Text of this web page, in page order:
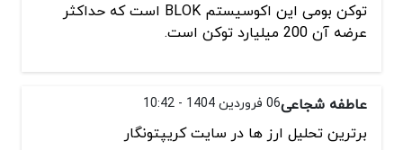
توکن بومی این اکوسیستم BLOK است که حداکثر
عرضه آن 200 میلیارد توکن است.
عاطفه شجاعی06 فروردین 1404 - 10:42
برترین تحلیل ارز ها در سایت کریپتونگار